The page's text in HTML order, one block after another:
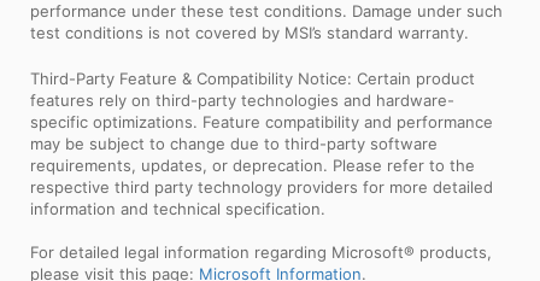
performance under these test conditions. Damage under such
test conditions is not covered by MSI’s standard warranty.
Third-Party Feature & Compatibility Notice: Certain product
features rely on third-party technologies and hardware-
specific optimizations. Feature compatibility and performance
may be subject to change due to third-party software
requirements, updates, or deprecation. Please refer to the
respective third party technology providers for more detailed
information and technical specification.
For detailed legal information regarding Microsoft® products,
please visit this page: Microsoft Information.